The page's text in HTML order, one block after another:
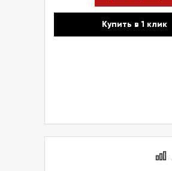
Купить в 1 клик